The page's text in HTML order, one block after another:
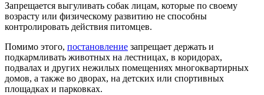
Запрещается выгуливать собак лицам, которые по своему
возрасту или физическому развитию не способны
контролировать действия питомцев.
Помимо этого, постановление запрещает держать и
подкармливать животных на лестницах, в коридорах,
подвалах и других нежилых помещениях многоквартирных
домов, а также во дворах, на детских или спортивных
площадках и парковках.